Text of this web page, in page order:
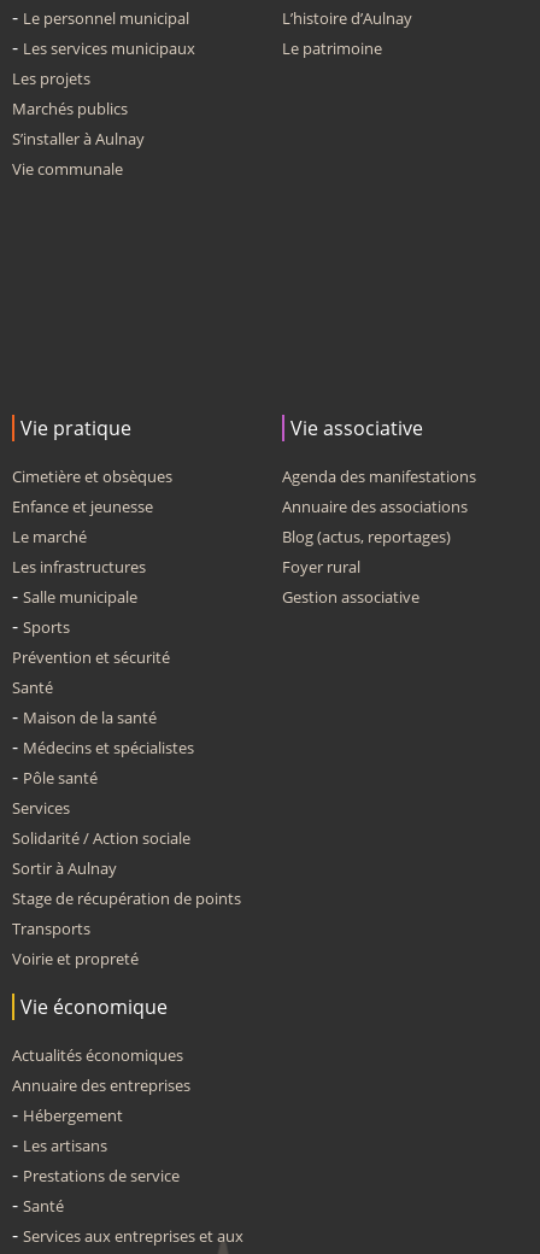
Le personnel municipal
Les services municipaux
Les projets
Marchés publics
S’installer à Aulnay
Vie communale
L’histoire d’Aulnay
Le patrimoine
Vie pratique
Cimetière et obsèques
Enfance et jeunesse
Le marché
Les infrastructures
Salle municipale
Sports
Prévention et sécurité
Santé
Maison de la santé
Médecins et spécialistes
Pôle santé
Services
Solidarité / Action sociale
Sortir à Aulnay
Stage de récupération de points
Transports
Voirie et propreté
Vie associative
Agenda des manifestations
Annuaire des associations
Blog (actus, reportages)
Foyer rural
Gestion associative
Vie économique
Actualités économiques
Annuaire des entreprises
Hébergement
Les artisans
Prestations de service
Santé
Services aux entreprises et aux